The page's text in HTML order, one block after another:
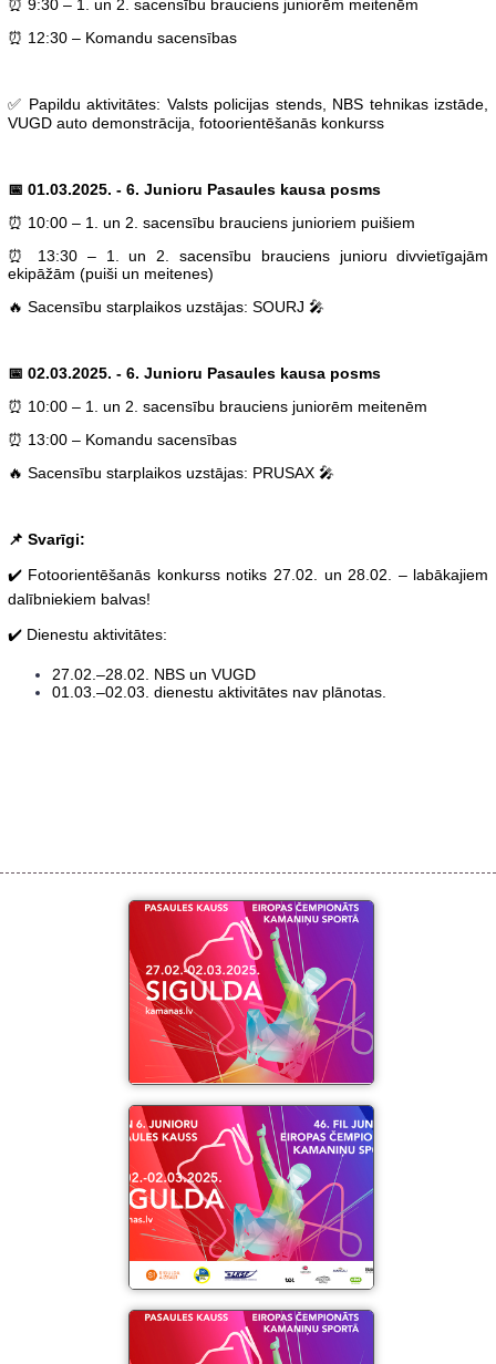
⏰ 9:30 – 1. un 2. sacensību brauciens juniorēm meitenēm
⏰ 12:30 – Komandu sacensības
✅ Papildu aktivitātes: Valsts policijas stends, NBS tehnikas izstāde,
VUGD auto demonstrācija, fotoorientēšanās konkurss
📅 01.03.2025. - 6. Junioru Pasaules kausa posms
⏰ 10:00 – 1. un 2. sacensību brauciens junioriem puišiem
⏰ 13:30 – 1. un 2. sacensību brauciens junioru divvietīgajām
ekipāžām (puiši un meitenes)
🔥 Sacensību starplaikos uzstājas: SOURJ 🎤
📅 02.03.2025. - 6. Junioru Pasaules kausa posms
⏰ 10:00 – 1. un 2. sacensību brauciens juniorēm meitenēm
⏰ 13:00 – Komandu sacensības
🔥 Sacensību starplaikos uzstājas: PRUSAX 🎤
📌 Svarīgi:
✔️ Fotoorientēšanās konkurss notiks 27.02. un 28.02. – labākajiem
dalībniekiem balvas!
✔️ Dienestu aktivitātes:
27.02.–28.02. NBS un VUGD
01.03.–02.03. dienestu aktivitātes nav plānotas.